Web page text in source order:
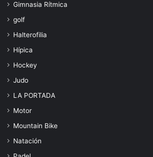
Gimnasia Rítmica
golf
Halterofilia
Hípica
Hockey
Judo
LA PORTADA
Motor
Mountain Bike
Natación